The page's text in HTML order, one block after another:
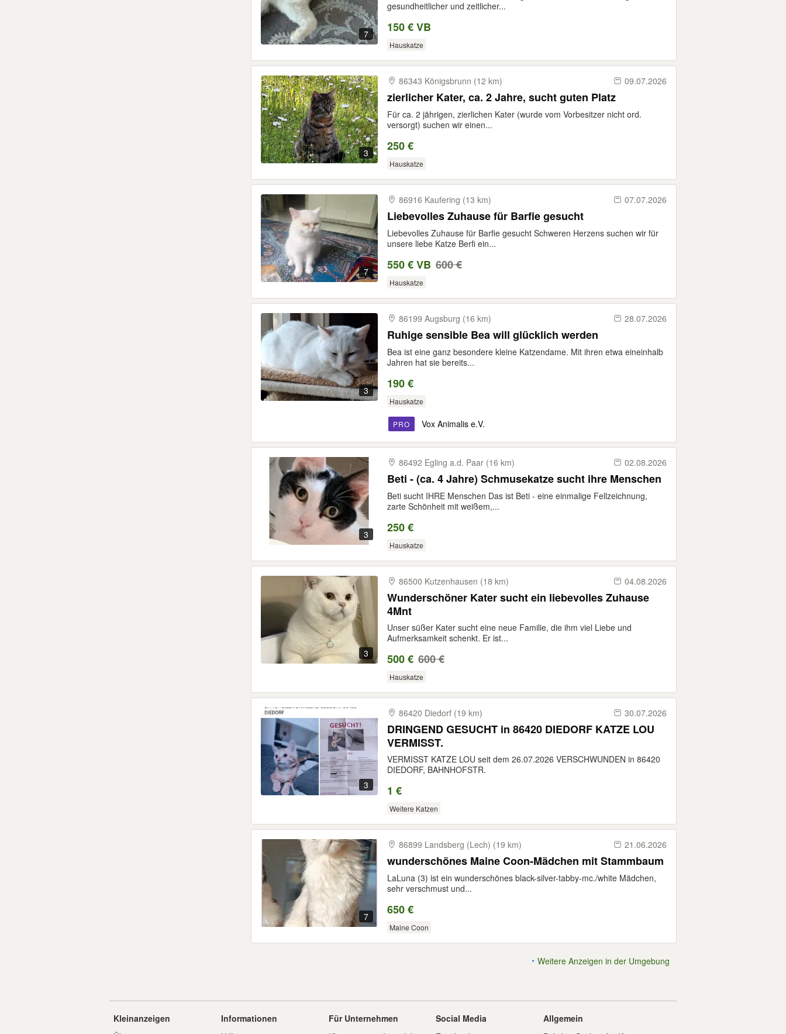
7
gesundheitlicher und zeitlicher...
150 € VB
Hauskatze
3
86343 Königsbrunn (12 km) 09.07.2026
zierlicher Kater, ca. 2 Jahre, sucht guten Platz
Für ca. 2 jährigen, zierlichen Kater (wurde vom Vorbesitzer nicht ord.
versorgt) suchen wir einen...
250 €
Hauskatze
7
86916 Kaufering (13 km) 07.07.2026
Liebevolles Zuhause für Barfie gesucht
Liebevolles Zuhause für Barfie gesucht Schweren Herzens suchen wir für
unsere liebe Katze Berfi ein...
550 € VB 600 €
Hauskatze
3
86199 Augsburg (16 km) 28.07.2026
Ruhige sensible Bea will glücklich werden
Bea ist eine ganz besondere kleine Katzendame. Mit ihren etwa eineinhalb
Jahren hat sie bereits...
190 €
Hauskatze
PRO Vox Animalis e.V.
3
86492 Egling a.d. Paar (16 km) 02.08.2026
Beti - (ca. 4 Jahre) Schmusekatze sucht ihre Menschen
Beti sucht IHRE Menschen Das ist Beti - eine einmalige Fellzeichnung,
zarte Schönheit mit weißem,...
250 €
Hauskatze
3
86500 Kutzenhausen (18 km) 04.08.2026
Wunderschöner Kater sucht ein liebevolles Zuhause
4Mnt
Unser süßer Kater sucht eine neue Familie, die ihm viel Liebe und
Aufmerksamkeit schenkt. Er ist...
500 € 600 €
Hauskatze
3
86420 Diedorf (19 km) 30.07.2026
DRINGEND GESUCHT in 86420 DIEDORF KATZE LOU
VERMISST.
VERMISST KATZE LOU seit dem 26.07.2026 VERSCHWUNDEN in 86420
DIEDORF, BAHNHOFSTR.
1 €
Weitere Katzen
7
86899 Landsberg (Lech) (19 km) 21.06.2026
wunderschönes Maine Coon-Mädchen mit Stammbaum
LaLuna (3) ist ein wunderschönes black-silver-tabby-mc./white Mädchen,
sehr verschmust und...
650 €
Maine Coon
Weitere Anzeigen in der Umgebung
Kleinanzeigen
Informationen
Für Unternehmen
Social Media
Allgemein